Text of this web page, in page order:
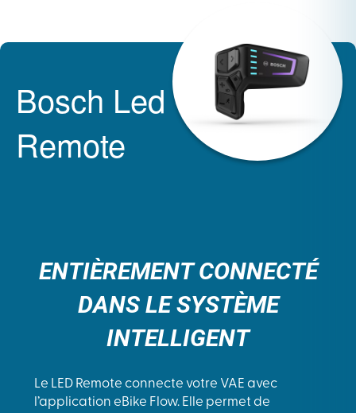
Bosch Led
Remote
ENTIÈREMENT CONNECTÉ
DANS LE SYSTÈME
INTELLIGENT
Le LED Remote connecte votre VAE avec
l’application eBike Flow. Elle permet de